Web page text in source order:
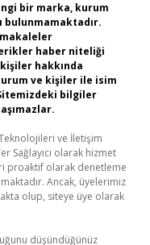
bir marka, kurum
bulunmamaktadır.
makaleler
haber niteliği
hakkında
ve kişiler ile isim
bilgiler
ve İletişim
Sağlayıcı olarak hizmet
proaktif olarak denetleme
Ancak, üyelerimiz
olup, siteye üye olarak
düşündüğünüz